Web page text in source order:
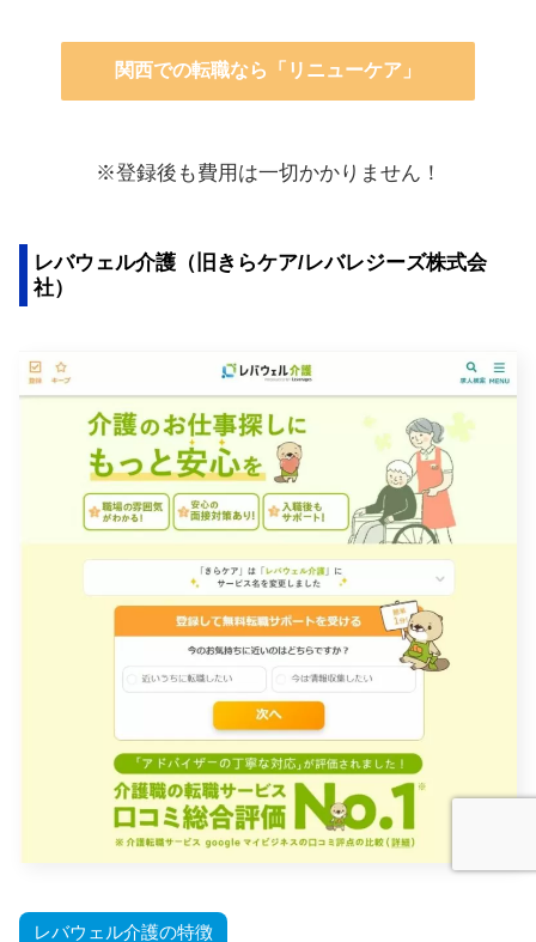
関西での転職なら「リニューケア」
※登録後も費用は一切かかりません！
レバウェル介護（旧きらケア/レバレジーズ株式会
社）
レバウェル介護の特徴